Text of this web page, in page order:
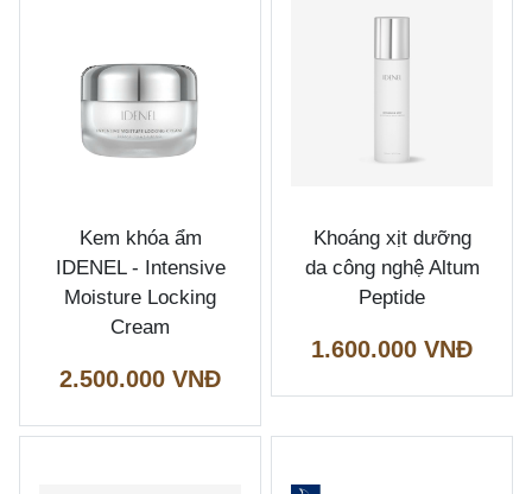
Kem khóa ẩm
IDENEL - Intensive
Moisture Locking
Cream
2.500.000 VNĐ
Khoáng xịt dưỡng
da công nghệ Altum
Peptide
1.600.000 VNĐ